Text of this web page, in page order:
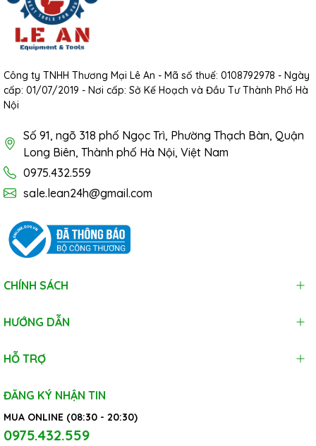
Công ty TNHH Thương Mại Lê An - Mã số thuế: 0108792978 - Ngày
cấp: 01/07/2019 - Nơi cấp: Sở Kế Hoạch và Đầu Tư Thành Phố Hà
Nội
Số 91, ngõ 318 phố Ngọc Trì, Phường Thạch Bàn, Quận
Long Biên, Thành phố Hà Nội, Việt Nam
0975.432.559
sale.lean24h@gmail.com
CHÍNH SÁCH
HƯỚNG DẪN
HỖ TRỢ
ĐĂNG KÝ NHẬN TIN
MUA ONLINE (08:30 - 20:30)
0975.432.559